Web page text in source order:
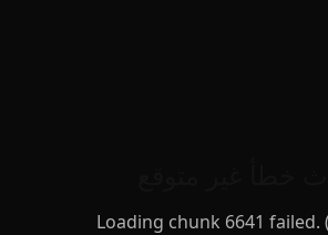
Loading chunk 6641 failed.